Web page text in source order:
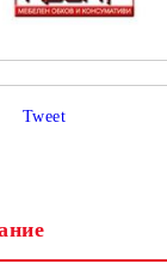
Tweet